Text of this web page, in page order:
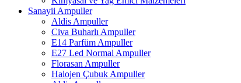
Sanayii Ampuller
Aldis Ampuller
Civa Buharlı Ampuller
E14 Parfüm Ampuller
E27 Led Normal Ampuller
Florasan Ampuller
Halojen Çubuk Ampuller